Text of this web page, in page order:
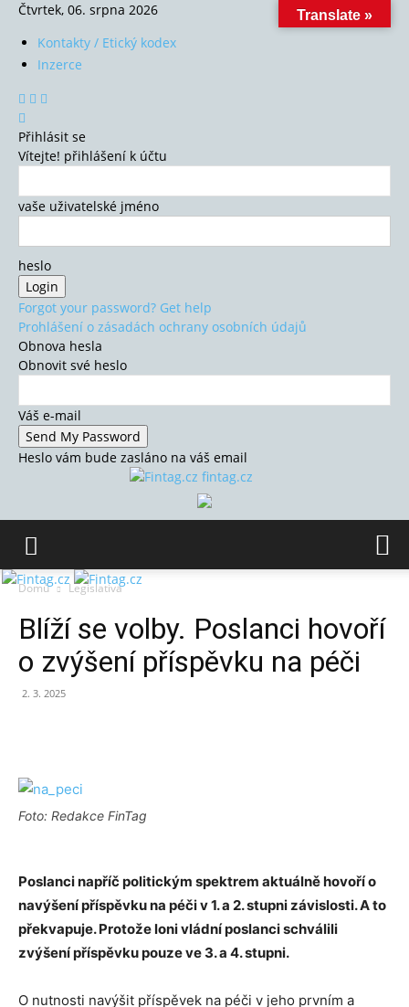
Čtvrtek, 06. srpna 2026
Kontakty / Etický kodex
Inzerce
Přihlásit se
Vítejte! přihlášení k účtu
vaše uživatelské jméno
heslo
Forgot your password? Get help
Prohlášení o zásadách ochrany osobních údajů
Obnova hesla
Obnovit své heslo
Váš e-mail
Heslo vám bude zasláno na váš email
fintag.cz
Domů Legislativa
Blíží se volby. Poslanci hovoří
o zvýšení příspěvku na péči
2. 3. 2025
Foto: Redakce FinTag
Poslanci napříč politickým spektrem aktuálně hovoří o
navýšení příspěvku na péči v 1. a 2. stupni závislosti. A to
překvapuje. Protože loni vládní poslanci schválili
zvýšení příspěvku pouze ve 3. a 4. stupni.
O nutnosti navýšit příspěvek na péči v jeho prvním a
Translate »